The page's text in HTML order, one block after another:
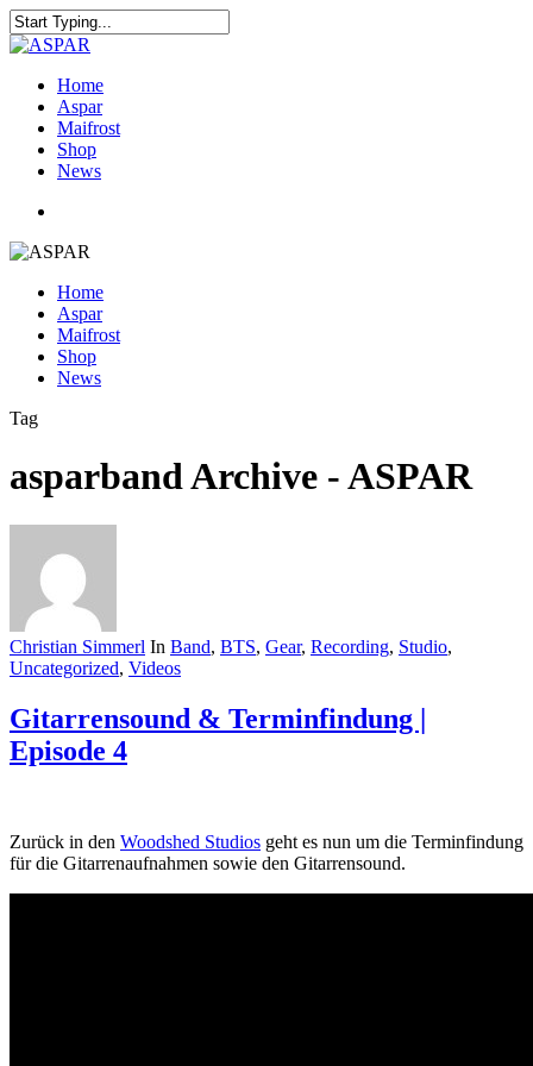
Home
Aspar
Maifrost
Shop
News
Home
Aspar
Maifrost
Shop
News
Tag
asparband Archive - ASPAR
Christian Simmerl In Band, BTS, Gear, Recording, Studio,
Uncategorized, Videos
Gitarrensound & Terminfindung |
Episode 4
Zurück in den Woodshed Studios geht es nun um die Terminfindung
für die Gitarrenaufnahmen sowie den Gitarrensound.